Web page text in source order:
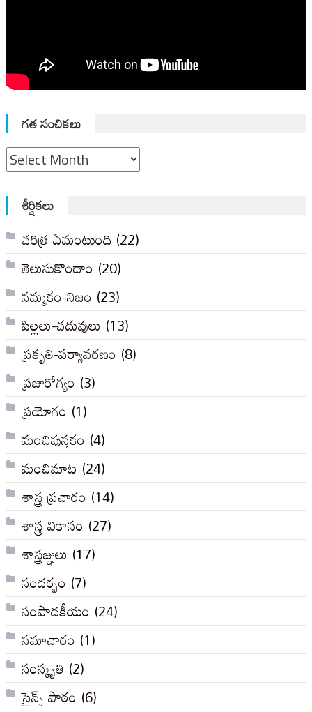
గత సంచికలు
గత
సంచికలు
శీర్షికలు
చరిత్ర ఏమంటుంది (22)
తెలుసుకొందాం (20)
నమ్మకం-నిజం (23)
పిల్లలు-చదువులు (13)
ప్రకృతి-పర్యావరణం (8)
ప్రజారోగ్యం (3)
ప్రయోగం (1)
మంచిపుస్తకం (4)
మంచిమాట (24)
శాస్త్ర ప్రచారం (14)
శాస్త్ర వికాసం (27)
శాస్త్రజ్ఞులు (17)
సందర్భం (7)
సంపాదకీయం (24)
సమాచారం (1)
సంస్కృతి (2)
సైన్స్ పాఠం (6)